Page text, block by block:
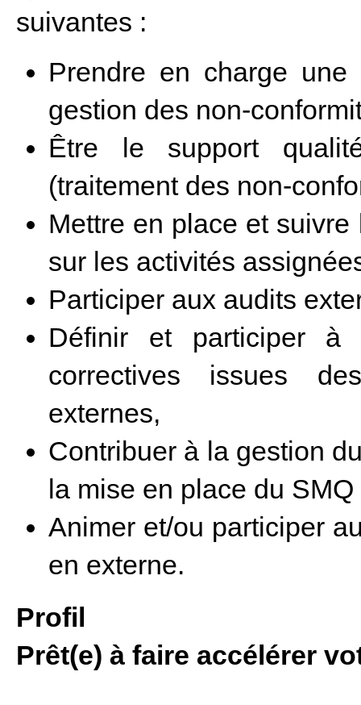
suivantes :
Prendre en charge
gestion des non-
Être le support
(traitement des non-
Mettre en place et
sur les activités
Participer aux audits
Définir et participer
correctives issues
externes,
Contribuer à la gestion
la mise en place du SMQ
Animer et/ou participer
en externe.
Profil
Prêt(e) à faire accélérer